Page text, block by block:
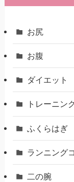
お尻
お腹
ダイエット
トレーニン
ふくらはぎ
ランニング
二の腕